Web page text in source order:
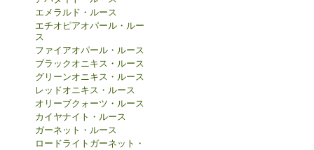
エメラルド・ルース
エチオピアオパール・ルー
ス
ファイアオパール・ルース
ブラックオニキス・ルース
グリーンオニキス・ルース
レッドオニキス・ルース
オリーブクォーツ・ルース
カイヤナイト・ルース
ガーネット・ルース
ロードライトガーネット・